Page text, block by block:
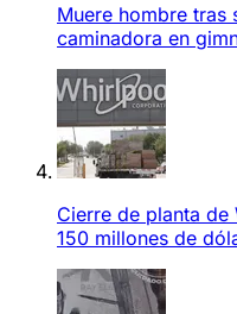
Muere hombre tras
caminadora en
Cierre de planta
150 millones de